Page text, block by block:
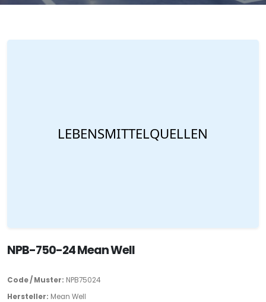
NPB-750-24 Mean Well
Code / Muster: NPB75024
Hersteller: Mean Well